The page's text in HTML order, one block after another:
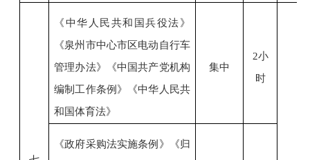
《中华人民共和国兵役法》
《泉州市中心市区电动自行车
管理办法》
《中国共产党机构
编制工作条例》《中华人民共
和国体育法》
集中
2小
时
《政府采购法实施条例》
《归